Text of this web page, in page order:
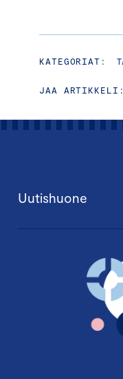
KATEGORIAT:
JAA ARTIKKELI:
Uutishuone